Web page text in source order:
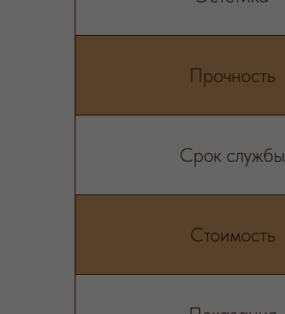
Прочность
Срок службы
Стоимость